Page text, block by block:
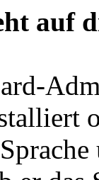
auf